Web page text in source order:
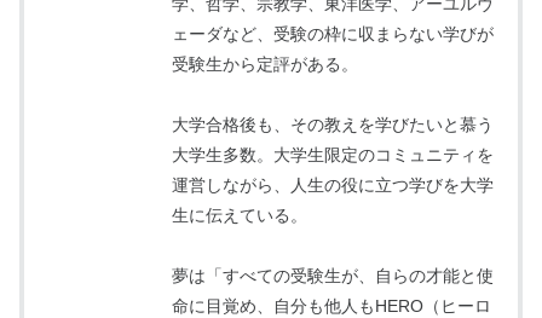
学、哲学、宗教学、東洋医学、アーユルヴ
ェーダなど、受験の枠に収まらない学びが
受験生から定評がある。
大学合格後も、その教えを学びたいと慕う
大学生多数。大学生限定のコミュニティを
運営しながら、人生の役に立つ学びを大学
生に伝えている。
夢は「すべての受験生が、自らの才能と使
命に目覚め、自分も他人もHERO（ヒーロ